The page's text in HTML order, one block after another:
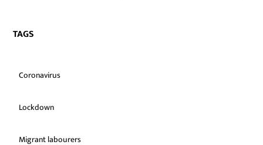
TAGS
Coronavirus
Lockdown
Migrant labourers